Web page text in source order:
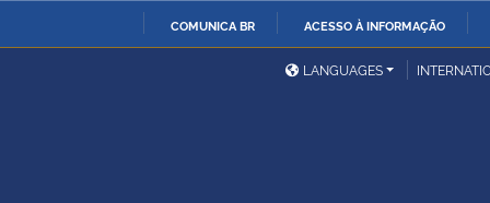
COMUNICA BR ACESSO À INFORMAÇÃO
Ministério da Defesa
Ministério das Relações
ExterioresLANGUAGES